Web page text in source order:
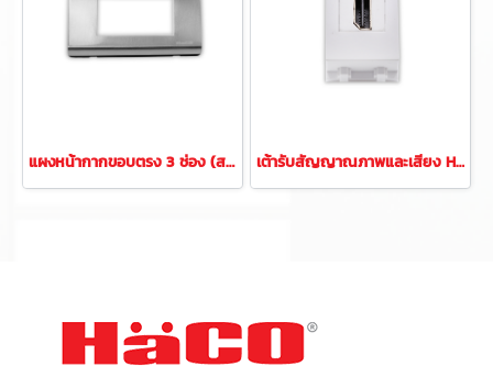
แผงหน้ากากขอบตรง 3 ช่อง (สแตนเลส) เต้ารับสัญญาณภาพและเสียง HDMI